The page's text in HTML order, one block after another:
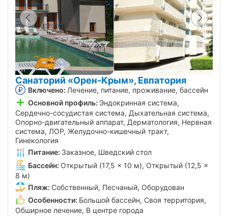
Санаторий «Орен-Крым», Евпатория
Включено: Лечение, питание, проживание, бассейн
Основной профиль: Эндокринная система,
Сердечно-сосудистая система, Дыхательная система,
Опорно-двигательный аппарат, Дерматология, Нервная
система, ЛОР, Желудочно-кишечный тракт,
Гинекология
Питание: Заказное, Шведский стол
Бассейн: Открытый (17,5 × 10 м), Открытый (12,5 ×
8 м)
Пляж: Собственный, Песчаный, Оборудован
Особенности: Большой бассейн, Своя территория,
Обширное лечение, В центре города